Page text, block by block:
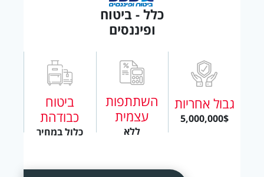
כלל - ביטוח
ופיננסים
גבול אחריות
5,000,000$
השתתפות
עצמית
ללא
ביטוח
כבודהת
כלול במחיר